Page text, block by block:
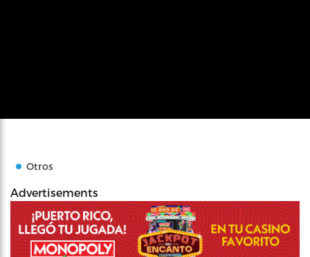
Otros
Advertisements